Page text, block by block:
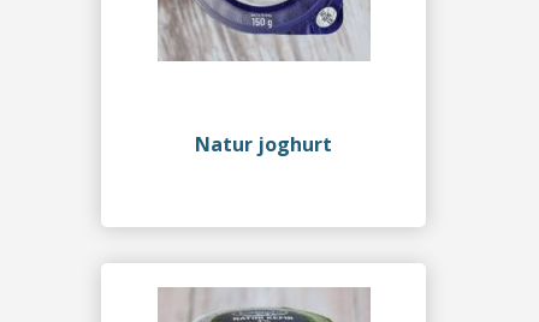
Natur joghurt